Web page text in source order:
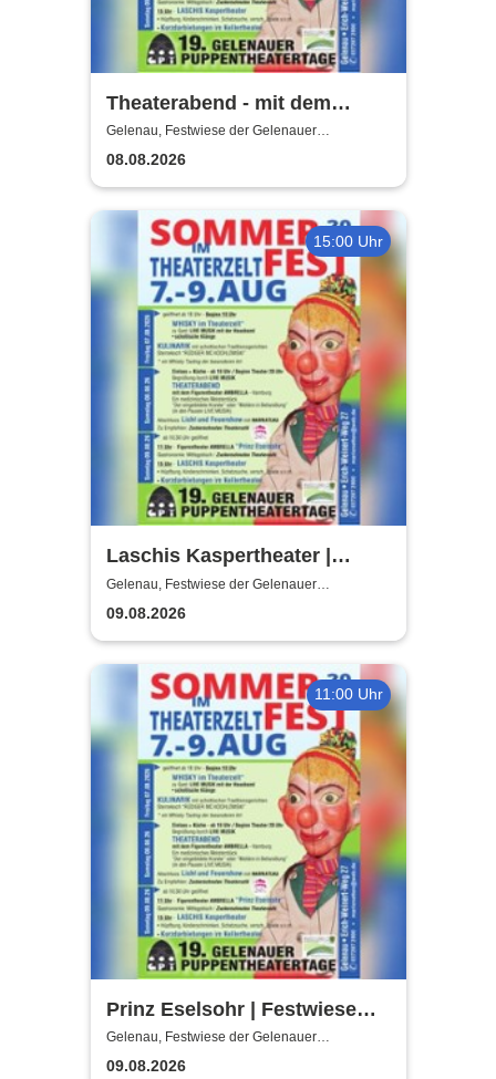
Theaterabend - mit dem
Figurentheater Ambrella aus
Hamburg
Gelenau, Festwiese der Gelenauer
Marionettenspiele
08.08.2026
15:00 Uhr
Laschis Kaspertheater |
Festwiese der Gelenauer
Marionettenspiele
Gelenau, Festwiese der Gelenauer
Marionettenspiele
09.08.2026
11:00 Uhr
Prinz Eselsohr | Festwiese
der Gelenauer
Marionettenspiele
Gelenau, Festwiese der Gelenauer
Marionettenspiele
09.08.2026